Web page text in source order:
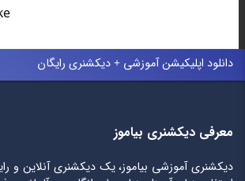
دانلود اپلیکیشن آموزشی + دیکشنری رایگان
معرفی دیکشنری بیاموز
دیکشنری آموزشی بیاموز، یک دیکشنری آنلاین و